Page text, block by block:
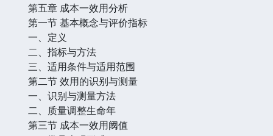
第五章 成本一效用分析
第一节 基本概念与评价指标
一、定义
二、指标与方法
三、适用条件与适用范围
第二节 效用的识别与测量
一、识别与测量方法
二、质量调整生命年
第三节 成本一效用阈值